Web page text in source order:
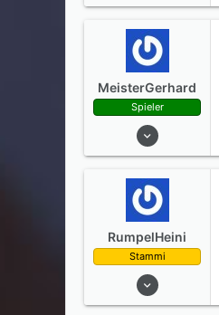
245
MeisterGerhard
Spieler
22. Aug. 2014
RumpelHeini
Stammi
04. Aug. 2014